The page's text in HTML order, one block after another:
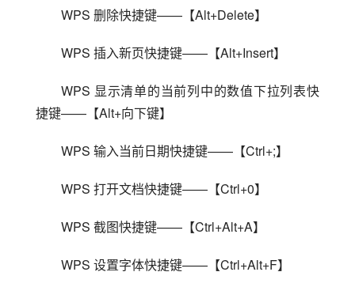
WPS 删除快捷键——【Alt+Delete】
WPS 插入新页快捷键——【Alt+Insert】
WPS 显示清单的当前列中的数值下拉列表快
捷键——【Alt+向下键】
WPS 输入当前日期快捷键——【Ctrl+;】
WPS 打开文档快捷键——【Ctrl+0】
WPS 截图快捷键——【Ctrl+Alt+A】
WPS 设置字体快捷键——【Ctrl+Alt+F】